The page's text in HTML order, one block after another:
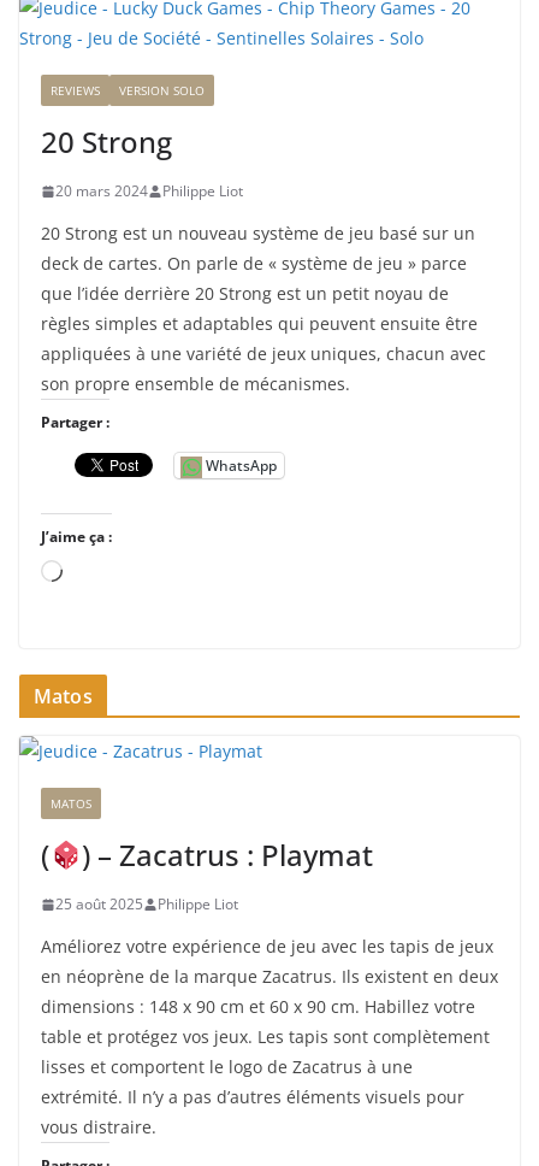
REVIEWS VERSION SOLO
20 Strong
20 mars 2024 Philippe Liot
20 Strong est un nouveau système de jeu basé sur un
deck de cartes. On parle de « système de jeu » parce
que l’idée derrière 20 Strong est un petit noyau de
règles simples et adaptables qui peuvent ensuite être
appliquées à une variété de jeux uniques, chacun avec
son propre ensemble de mécanismes.
Partager :
WhatsApp
J’aime ça :
C
g
e
m
e
n
t
…
Matos
MATOS
( ) – Zacatrus : Playmat
25 août 2025 Philippe Liot
Améliorez votre expérience de jeu avec les tapis de jeux
en néoprène de la marque Zacatrus. Ils existent en deux
dimensions : 148 x 90 cm et 60 x 90 cm. Habillez votre
table et protégez vos jeux. Les tapis sont complètement
lisses et comportent le logo de Zacatrus à une
extrémité. Il n’y a pas d’autres éléments visuels pour
vous distraire.